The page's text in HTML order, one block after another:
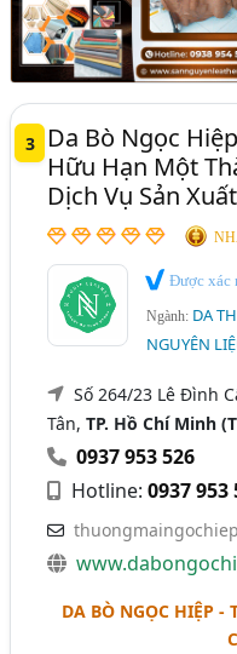
3
Da Bò Ngọc
Hữu Hạn Một
Dịch Vụ Sản
Được xác
Ngành: DA
NGUYÊN
Số 264/23 Lê Đình
Tân,TP. Hồ Chí Minh
0937 953 526
Hotline:0937 953
DA BÒ NGỌC HIỆP -